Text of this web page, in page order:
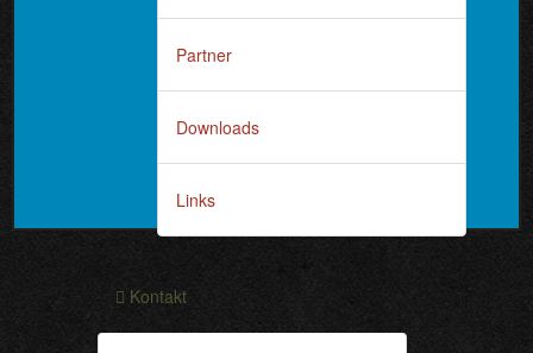
Partner
Downloads
Links
Kontakt